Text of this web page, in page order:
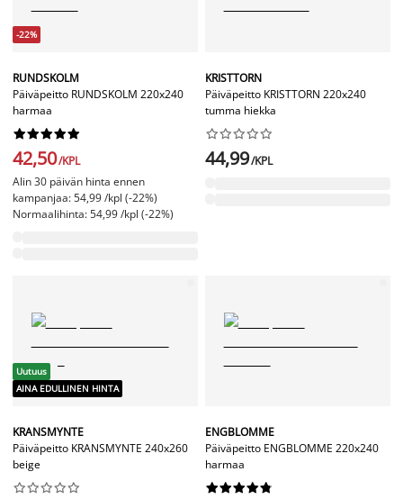
-22%
RUNDSKOLM
Päiväpeitto RUNDSKOLM 220x240
harmaa






42,50/KPL
Alin 30 päivän hinta ennen
kampanjaa: 54,99 /kpl (-22%)
Normaalihinta: 54,99 /kpl (-22%)
KRISTTORN
Päiväpeitto KRISTTORN 220x240
tumma hiekka






44,99/KPL
Uutuus
AINA EDULLINEN HINTA
KRANSMYNTE
Päiväpeitto KRANSMYNTE 240x260
beige






ENGBLOMME
Päiväpeitto ENGBLOMME 220x240
harmaa





